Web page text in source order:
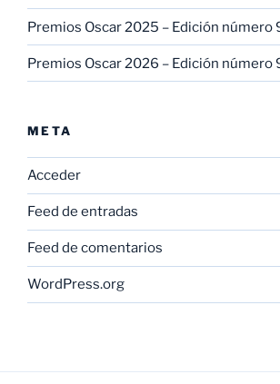
Premios Oscar 2025 – Edición número
Premios Oscar 2026 – Edición número
META
Acceder
Feed de entradas
Feed de comentarios
WordPress.org